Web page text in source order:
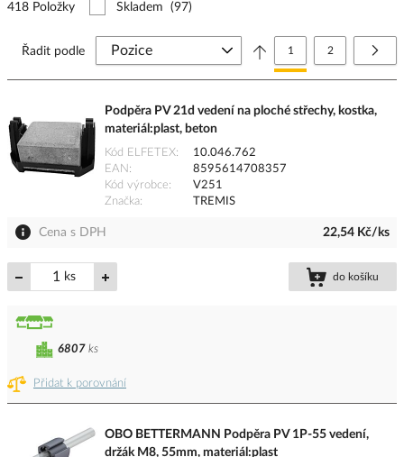
418 Položky Skladem (97)
Stránka
Právě si prohlížíte
1 Stránka
2
Řadit podle
Podpěra PV 21d vedení na ploché střechy, kostka,
materiál:plast, beton
Kód ELFETEX
10.046.762
EAN
8595614708357
Kód výrobce
V251
Značka
TREMIS
Cena s DPH 22,54 Kč/ks
ks do košíku
Přidat k porovnání
6807 ks
OBO BETTERMANN Podpěra PV 1P-55 vedení,
držák M8, 55mm, materiál:plast